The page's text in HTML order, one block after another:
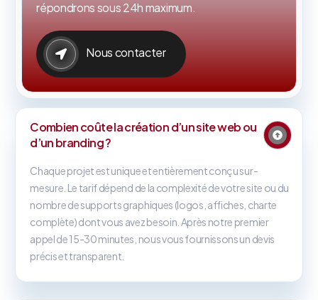
répondrons sous 24h maximum.
Nous contacter
Combien coûte la création d’un site web ou
d’un branding ?
Chaque projet est unique et entièrement conçu sur-
mesure. Le tarif dépend de la complexité de votre site ou du
nombre de supports graphiques (logos, affiches, charte
complète) dont vous avez besoin. Après notre premier
appel de 15-30 minutes, nous vous fournissons un devis
précis et transparent.